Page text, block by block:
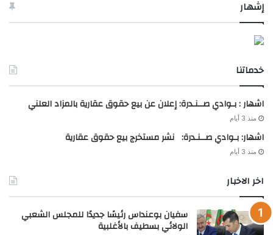
إشهار
خدماتنا
اشهار : بـوادي صــنـدرة: إعلان عن بيع حقوق عقارية بالمزاد العلني
منذ 3 أيام
اشهار: بـوادي صــنـدرة: نشر مستخرج بيع حقوق عقارية
منذ 3 أيام
اخر الاخبار
سفيان بوعنداس رئيسًا جديدًا للمجلس الشعبي
الولائي بسطيف بالأغلبية